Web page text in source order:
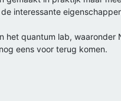
interessante
het quantum lab, waaronder
eens voor terug komen.